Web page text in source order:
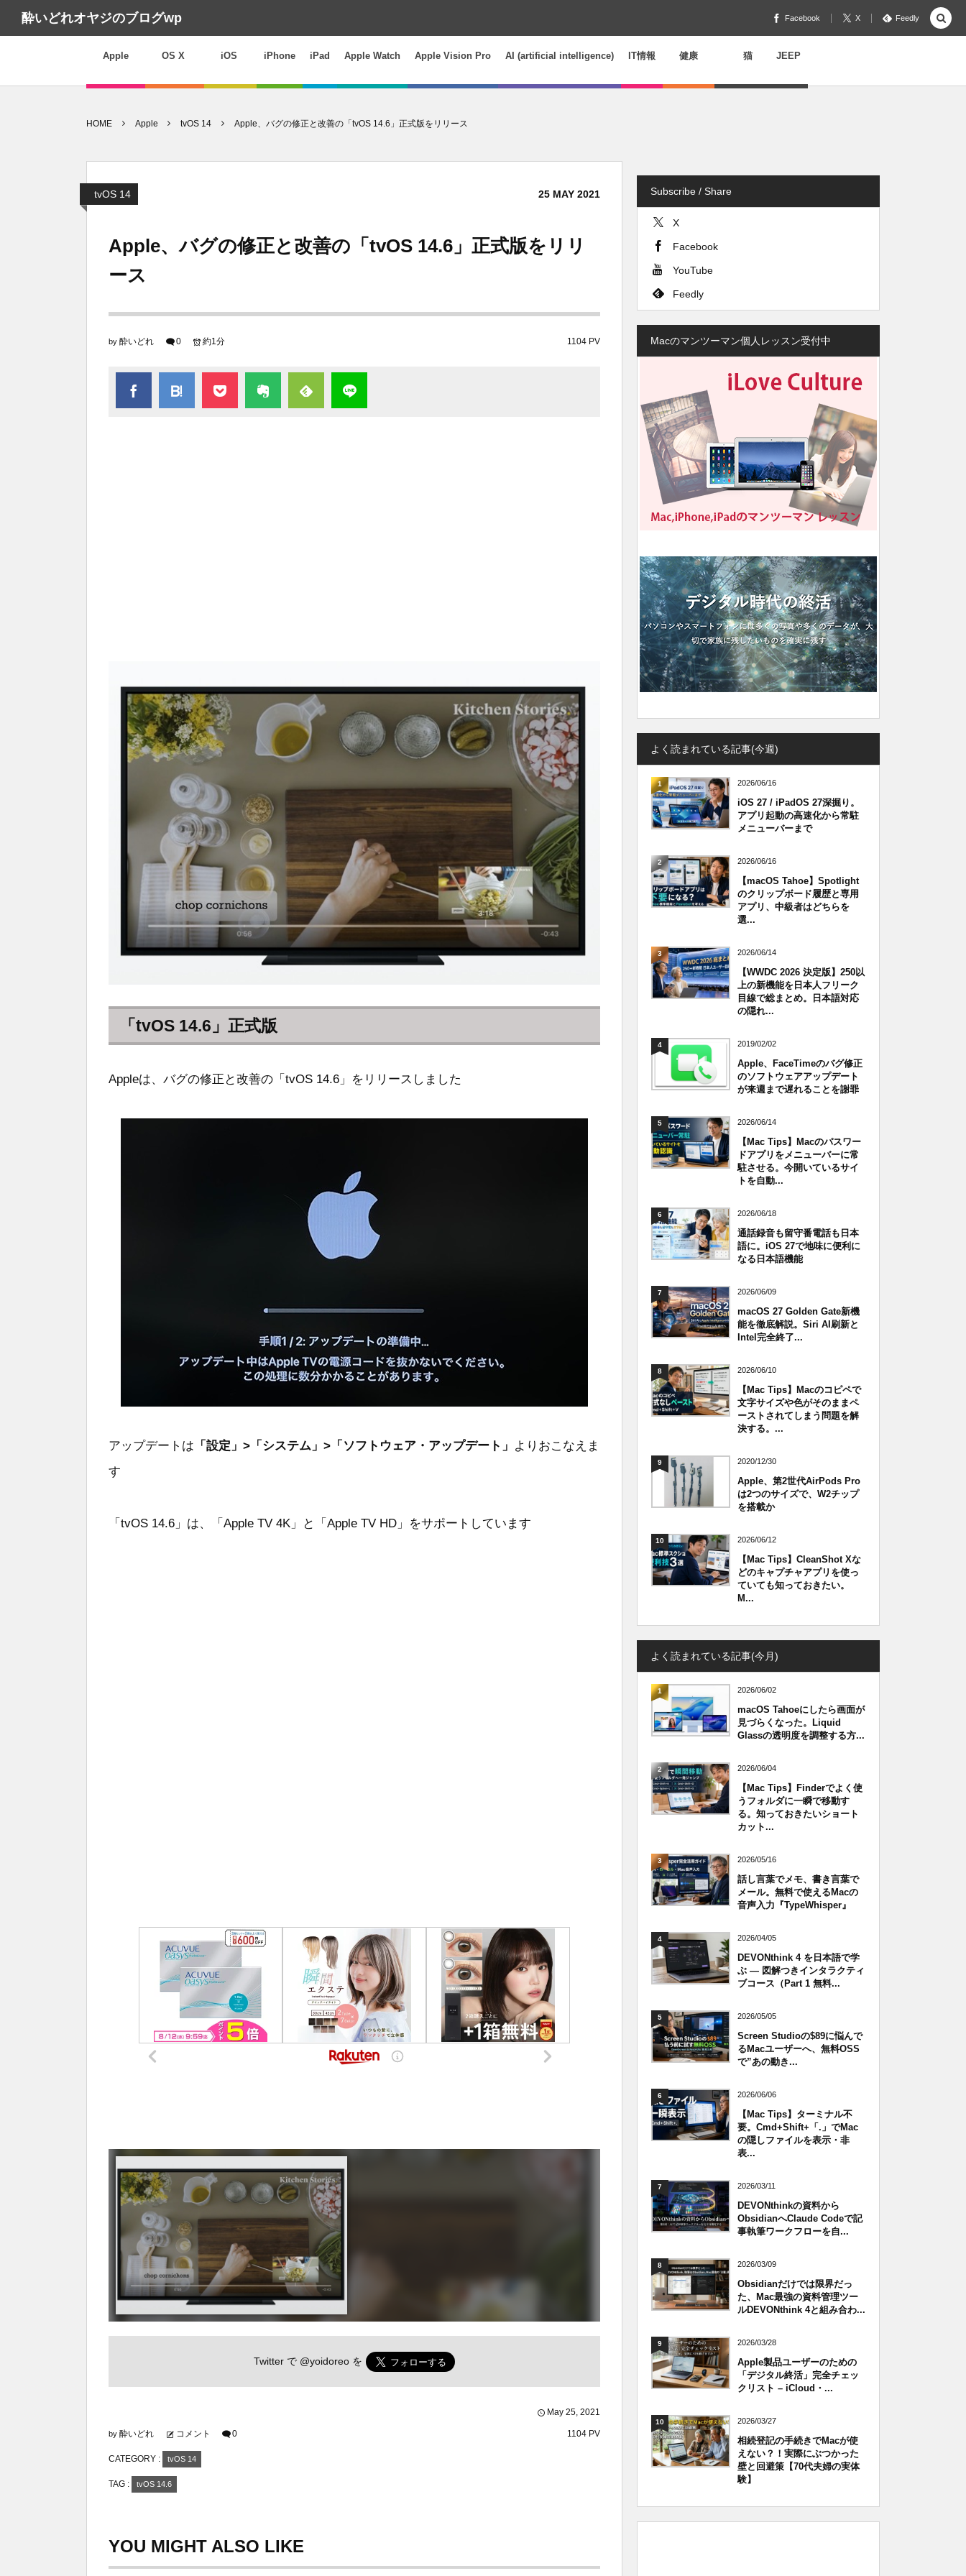
酔いどれオヤジのブログwp Facebook X Feedly
Apple OS X iOS iPhone iPad Apple Watch Apple Vision Pro AI (artificial intelligence) IT情報 健康 猫 JEEP
HOME Apple tvOS 14 Apple、バグの修正と改善の「tvOS 14.6」正式版をリリース
tvOS 14 25 MAY 2021
Apple、バグの修正と改善の「tvOS 14.6」正式版をリリ
ース
by 酔いどれ 0 1104 PV
約1分
「tvOS 14.6」正式版
Appleは、バグの修正と改善の「tvOS 14.6」をリリースしました
アップデートは 「設定」>「システム」>「ソフトウェア・アップデート」 よりおこなえま
す
「tvOS 14.6」は、「Apple TV 4K」と「Apple TV HD」をサポートしています
Twitter で @yoidoreo を
May 25 2021
by 酔いどれ コメント 0 1104 PV
CATEGORY : tvOS 14
TAG : tvOS 14.6
YOU MIGHT ALSO LIKE
Subscribe / Share
X
Facebook
YouTube
Feedly
Macのマンツーマン個人レッスン受付中
よく読まれている記事(今週)
1 2026/06/16
iOS 27 / iPadOS 27深掘り。
アプリ起動の高速化から常駐
メニューバーまで
2 2026/06/16
【macOS Tahoe】Spotlight
のクリップボード履歴と専用
アプリ、中級者はどちらを
選...
3 2026/06/14
【WWDC 2026 決定版】250以
上の新機能を日本人フリーク
目線で総まとめ。日本語対応
の隠れ...
4 2019/02/02
Apple、FaceTimeのバグ修正
のソフトウェアアップデート
が来週まで遅れることを謝罪
5 2026/06/14
【Mac Tips】Macのパスワー
ドアプリをメニューバーに常
駐させる。今開いているサイ
トを自動...
6 2026/06/18
通話録音も留守番電話も日本
語に。iOS 27で地味に便利に
なる日本語機能
7 2026/06/09
macOS 27 Golden Gate新機
能を徹底解説。Siri AI刷新と
Intel完全終了...
8 2026/06/10
【Mac Tips】Macのコピペで
文字サイズや色がそのままペ
ーストされてしまう問題を解
決する。...
9 2020/12/30
Apple、第2世代AirPods Pro
は2つのサイズで、W2チップ
を搭載か
10 2026/06/12
【Mac Tips】CleanShot Xな
どのキャプチャアプリを使っ
ていても知っておきたい。
M...
よく読まれている記事(今月)
1 2026/06/02
macOS Tahoeにしたら画面が
見づらくなった。Liquid
Glassの透明度を調整する方...
2 2026/06/04
【Mac Tips】Finderでよく使
うフォルダに一瞬で移動す
る。知っておきたいショート
カット...
3 2026/05/16
話し言葉でメモ、書き言葉で
メール。無料で使えるMacの
音声入力『TypeWhisper』
4 2026/04/05
DEVONthink 4 を日本語で学
ぶ — 図解つきインタラクティ
ブコース（Part 1 無料...
5 2026/05/05
Screen Studioの$89に悩んで
るMacユーザーへ、無料OSS
で”あの動き...
6 2026/06/06
【Mac Tips】ターミナル不
要。Cmd+Shift+「.」でMac
の隠しファイルを表示・非
表...
7 2026/03/11
DEVONthinkの資料から
ObsidianへClaude Codeで記
事執筆ワークフローを自...
8 2026/03/09
Obsidianだけでは限界だっ
た、Mac最強の資料管理ツー
ルDEVONthink 4と組み合わ...
9 2026/03/28
Apple製品ユーザーのための
「デジタル終活」完全チェッ
クリスト – iCloud・...
10 2026/03/27
相続登記の手続きでMacが使
えない？！実際にぶつかった
壁と回避策【70代夫婦の実体
験】